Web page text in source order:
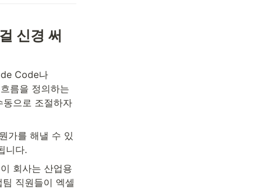
신경 써
Code나
름을 정의하는
으로 조절하자
가를 해낼 수 있
니다.
회사는 산업용
직원들이 엑셀